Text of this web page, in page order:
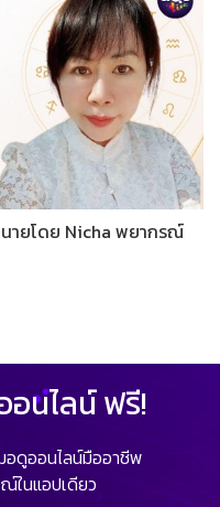
นายโดย Nicha พยากรณ์
นไลน์ ฟรี!
ดูออนไลน์มืออาชีพ
ในแอปเดียว